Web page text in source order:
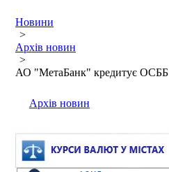
Новини
>
Архів новин
>
АО "МетаБанк" кредитує ОСББ
Архів новин